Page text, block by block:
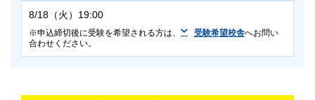
8/18（火）19:00
申込締切後に受験を希望される方は、 受験希望校舎へお問い
合わせください。